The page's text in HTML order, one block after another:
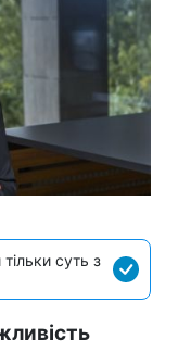
суть з